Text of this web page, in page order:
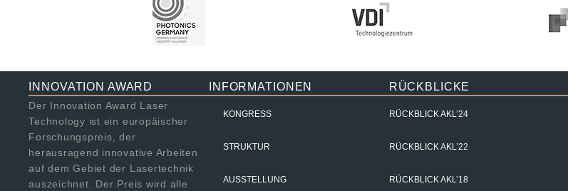
INNOVATION AWARD
Der Innovation Award Laser
Technology ist ein europäischer
Forschungspreis, der
herausragend innovative Arbeiten
auf dem Gebiet der Lasertechnik
auszeichnet. Der Preis wird alle
INFORMATIONEN
KONGRESS
STRUKTUR
AUSSTELLUNG
RÜCKBLICKE
RÜCKBLICK AKL’24
RÜCKBLICK AKL’22
RÜCKBLICK AKL’18